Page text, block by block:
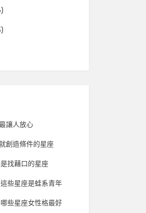
讓人放心
創造條件的星座
找藉口的星座
些星座是蛙系青年
些星座女性格最好